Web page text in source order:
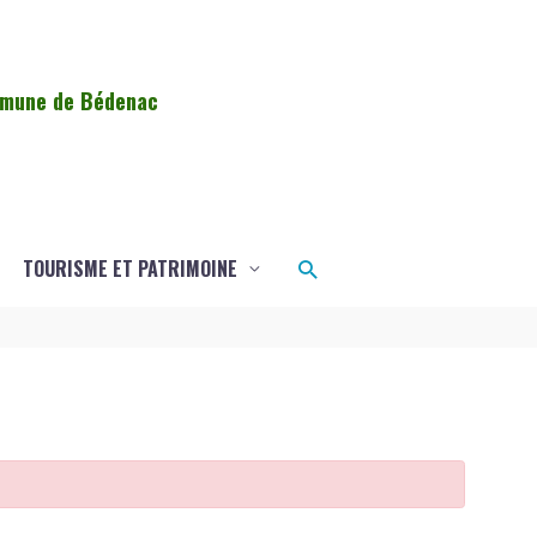
de Bédenac
TOURISME ET PATRIMOINE Rechercher